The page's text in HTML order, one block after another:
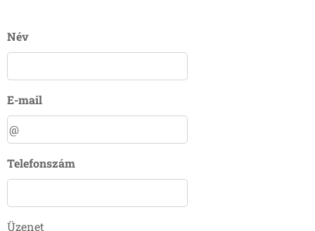
Név
E-mail
Telefonszám
Üzenet